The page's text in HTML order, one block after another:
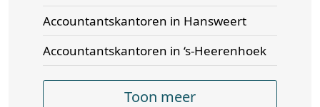
Accountantskantoren in Hansweert
Accountantskantoren in ‘s-Heerenhoek
Toon meer